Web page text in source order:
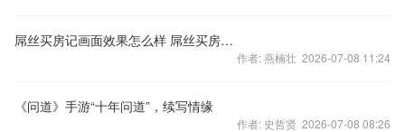
屌丝买房记画面效果怎么样 屌丝买房记是什么类型的游戏
作者: 燕楠壮 2026-07-08 11:24
《问道》手游“十年问道”，续写情缘
作者: 史哲贤 2026-07-08 08:26